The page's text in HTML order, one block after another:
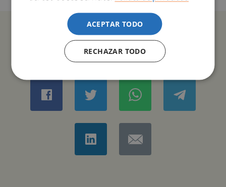
COMPARTIR
ACEPTAR TODO
RECHAZAR TODO